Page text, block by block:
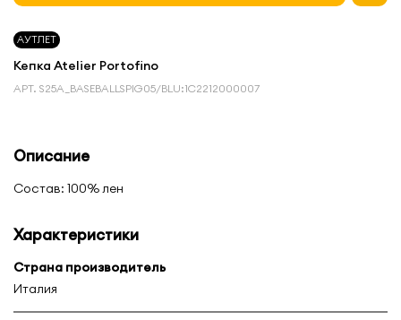
АУТЛЕТ
Кепка Atelier Portofino
АРТ. S25A_BASEBALLSPIG05/BLU:1С2212000007
Описание
Состав: 100% лен
Характеристики
Страна производитель
Италия